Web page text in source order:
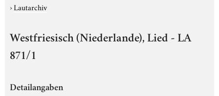
›Lautarchiv
Westfriesisch (Niederlande), Lied - LA
871/1
Detailangaben